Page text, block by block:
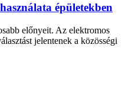
épületekben
előnyeit. Az elektromos
jelentenek a közösségi